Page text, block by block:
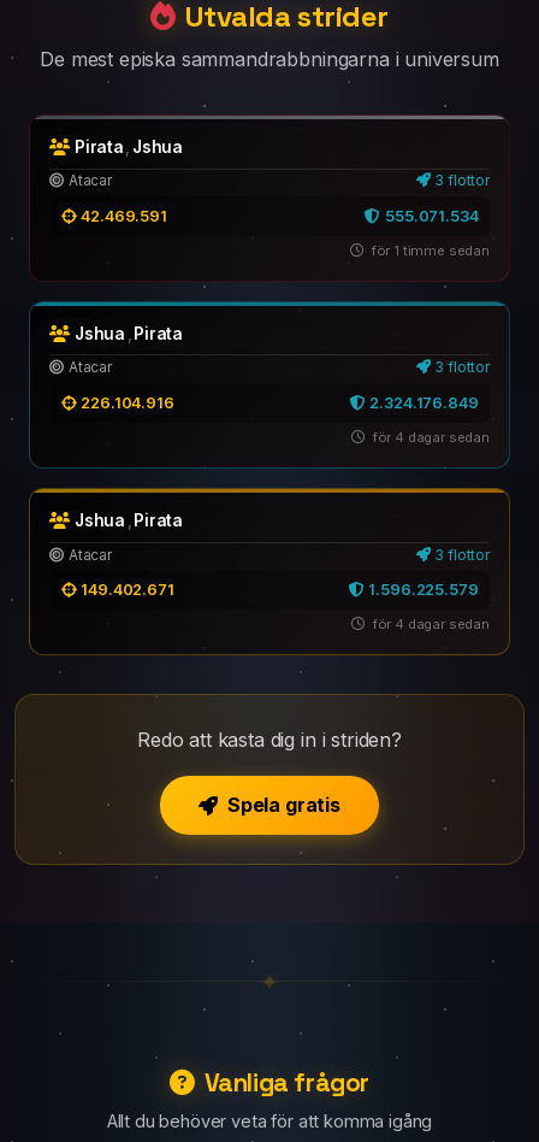
Utvalda strider
De mest episka sammandrabbningarna i universum
Pirata,Jshua
3 flottor
555.071.534
Jshua,Pirata
3 flottor
Jshua,Pirata
3 flottor
för 4 dagar sedan
Redo att kasta dig in i striden?